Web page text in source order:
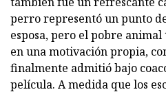
perro representó un punto
esposa, pero el pobre
en una motivación propia,
finalmente admitió bajo
película. A medida que los